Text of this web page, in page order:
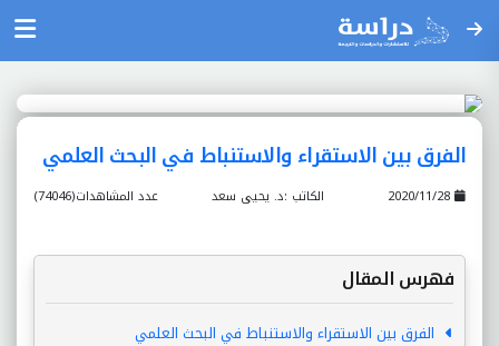
الفرق بين الاستقراء والاستنباط في البحث العلمي
عدد المشاهدات(74046) الكاتب :د. يحيى سعد
فهرس المقال
الفرق بين الاستقراء والاستنباط في البحث العلمي